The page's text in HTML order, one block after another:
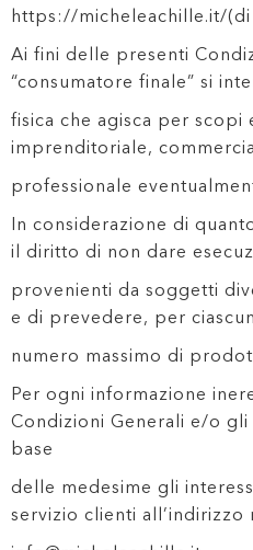
https://micheleachille.it/(di
Ai fini delle presenti
“consumatore finale” si
fisica che agisca per scopi
imprenditoriale,
professionale
In considerazione di
il diritto di non dare
provenienti da soggetti
e di prevedere, per
numero massimo di
Per ogni informazione
Condizioni Generali e/o
base
delle medesime gli
servizio clienti all’indirizzo